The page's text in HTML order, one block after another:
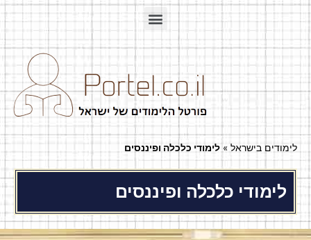
לימודים בישראל »לימודי כלכלה ופיננסים
לימודי כלכלה ופיננסים